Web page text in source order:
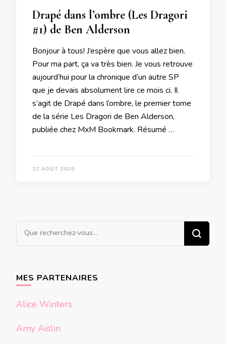
Drapé dans l’ombre (Les Dragori
#1) de Ben Alderson
Bonjour à tous! J’espère que vous allez bien.
Pour ma part, ça va très bien. Je vous retrouve
aujourd’hui pour la chronique d’un autre SP
que je devais absolument lire ce mois ci. Il
s’agit de Drapé dans l’ombre, le premier tome
de la série Les Dragori de Ben Alderson,
publiée chez MxM Bookmark. Résumé …
12 AOÛT 2020
Vous
recherchiez
MES PARTENAIRES
Alice Winters
Amy Aislin